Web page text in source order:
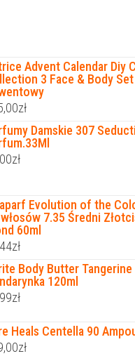
Advent Calendar Diy
3 Face & Body
zł
Damskie 307
zł
Evolution of the
7.35 Średni
60ml
zł
Body Butter Tangerine
120ml
zł
Heals Centella 90
zł